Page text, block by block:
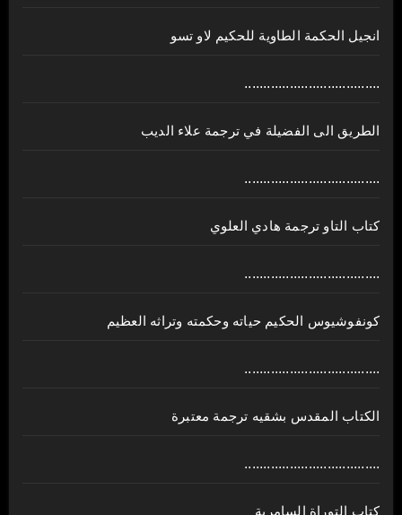
انجيل الحكمة الطاوية للحكيم لاو تسو
....................................
الطريق الى الفضيلة في ترجمة علاء الديب
....................................
كتاب التاو ترجمة هادي العلوي
....................................
كونفوشيوس الحكيم حياته وحكمته وتراثه العظيم
....................................
الكتاب المقدس بشقيه ترجمة معتبرة
....................................
كتاب التوراة السامرية